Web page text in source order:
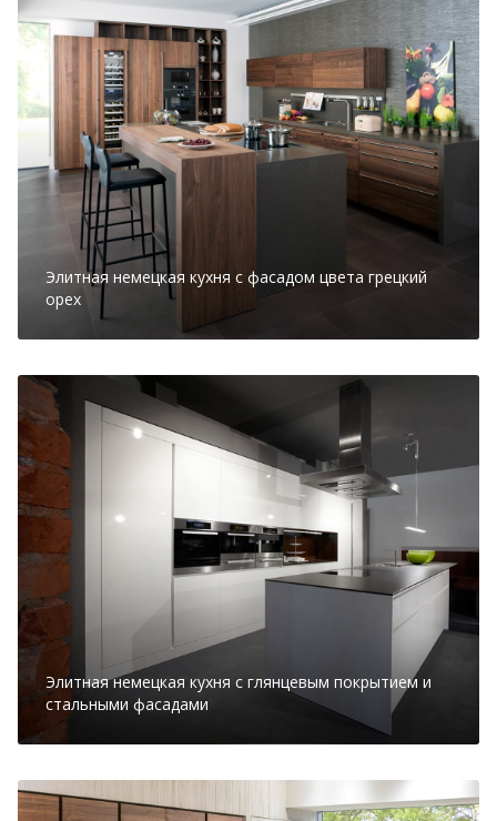
Элитная немецкая кухня с фасадом цвета грецкий
орех
Элитная немецкая кухня с глянцевым покрытием и
стальными фасадами